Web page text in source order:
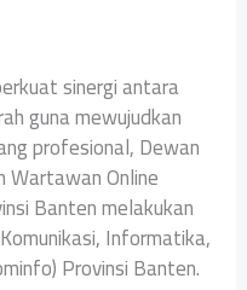
sinergi antara
guna mewujudkan
profesional, Dewan
Wartawan Online
Banten melakukan
Informatika,
Provinsi Banten.